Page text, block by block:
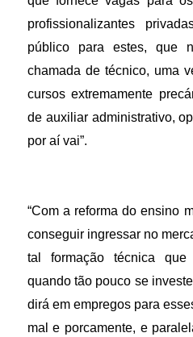
profissionalizantes
público para estes, que
chamada de técnico, uma
cursos extremamente
de auxiliar administrativo,
por aí vai”.
“Com a reforma do ensino
conseguir ingressar no
tal formação técnica
quando tão pouco se
dirá em empregos para
mal e porcamente, e